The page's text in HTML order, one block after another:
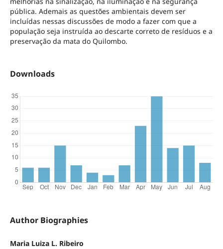
pública. Ademais as questões ambientais devem ser
incluídas nessas discussões de modo a fazer com que a
população seja instruída ao descarte correto de resíduos e a
preservação da mata do Quilombo.
Downloads
Author Biographies
Maria Luiza L. Ribeiro